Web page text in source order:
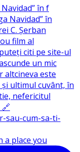
în f
a place you